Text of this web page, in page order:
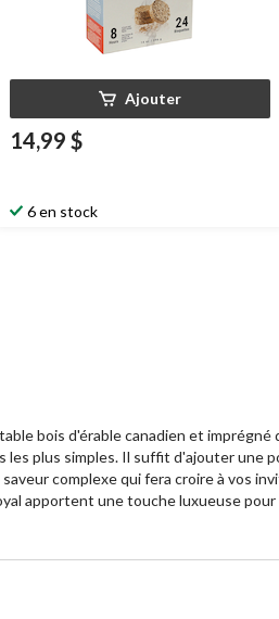
Ajouter
14,99 $
6 en stock
bois d'érable canadien et
plus simples. Il suffit d'ajouter une
complexe qui fera croire à vos
apportent une touche luxueuse